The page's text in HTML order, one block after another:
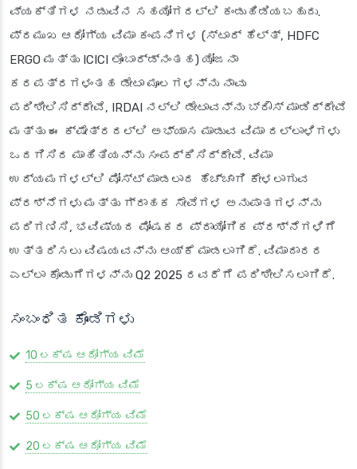
ವ್ಯಕ್ತಿಗಳ ನಡುವಿನ ಸಹಯೋಗದಲ್ಲಿ ಕಂಡುಹಿಡಿಯಬಹುದು.
ಪ್ರಮುಖ ಆರೋಗ್ಯ ವಿಮಾ ಕಂಪನಿಗಳ (ಸ್ಟಾರ್ ಹೆಲ್ತ್, HDFC
ERGO ಮತ್ತು ICICI ಲೊಂಬಾರ್ಡ್‌ನಂತಹ) ಯೋಜನಾ
ಕರಪತ್ರಗಳಂತಹ ಡೇಟಾ ಮೂಲಗಳನ್ನು ನಾವು
ಪರಿಶೀಲಿಸಿದ್ದೇವೆ, IRDAI ನಲ್ಲಿ ಡೇಟಾವನ್ನು ಬ್ರೌಸ್ ಮಾಡಿದ್ದೇವೆ
ಮತ್ತು ಈ ಕ್ಷೇತ್ರದಲ್ಲಿ ಅಭ್ಯಾಸ ಮಾಡುವ ವಿಮಾ ದಲ್ಲಾಳಿಗಳು
ಒದಗಿಸಿದ ಮಾಹಿತಿಯನ್ನು ಸಂಪರ್ಕಿಸಿದ್ದೇವೆ. ವಿಮಾ
ಉದ್ಯಮಗಳಲ್ಲಿ ಪೋಸ್ಟ್ ಮಾಡಲಾದ ಹೆಚ್ಚಾಗಿ ಕೇಳಲಾಗುವ
ಪ್ರಶ್ನೆಗಳು ಮತ್ತು ಗ್ರಾಹಕ ಸೇವೆಗಳ ಅನುಪಾತಗಳನ್ನು
ಪರಿಗಣಿಸಿ, ಭವಿಷ್ಯದ ಪೋಷಕರ ಪ್ರಾಯೋಗಿಕ ಪ್ರಶ್ನೆಗಳಿಗೆ
ಉತ್ತರಿಸಲು ವಿಷಯವನ್ನು ಆಯ್ಕೆ ಮಾಡಲಾಗಿದೆ. ವಿಮಾದಾರರ
ಎಲ್ಲಾ ಕೊಡುಗೆಗಳನ್ನು Q2 2025 ರವರೆಗೆ ಪರಿಶೀಲಿಸಲಾಗಿದೆ.
ಸಂಬಂಧಿತ ಕೊಂಡಿಗಳು
10 ಲಕ್ಷ ಆರೋಗ್ಯ ವಿಮೆ
5 ಲಕ್ಷ ಆರೋಗ್ಯ ವಿಮೆ
50 ಲಕ್ಷ ಆರೋಗ್ಯ ವಿಮೆ
20 ಲಕ್ಷ ಆರೋಗ್ಯ ವಿಮೆ